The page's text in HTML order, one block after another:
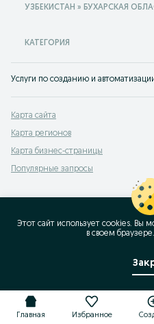
УЗБЕКИСТАН » БУХАРСКАЯ
КАТЕГОРИЯ
Карта сайта
Карта регионов
Карта бизнес-страницы
Популярные запросы
Главная Избранное
Этот сайт использует cookies. Вы
в своeм браузере.